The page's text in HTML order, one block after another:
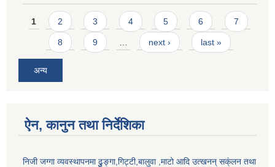
Pages
1 2 3 4 5 6 7
8 9 next › last »
अन्य
ऐन, कानुन तथा निर्देशिका
निजी जग्गा व्यवस्थापनमा ढुुङ्गा,गिट्टी,बालुवा ,माटो आदि उत्खनन् सक्ंलन तथा